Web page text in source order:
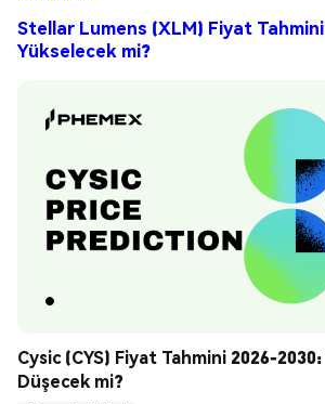
Stellar Lumens (XLM) Fiyat Tahmini
Yükselecek mi?
Cysic (CYS) Fiyat Tahmini 2026-
Düşecek mi?